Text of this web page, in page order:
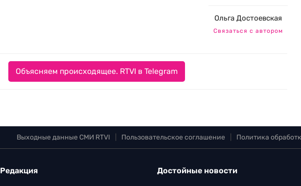
Ольга Достоевская
Связаться с автором
Объясняем происходящее. RTVI в Telegram
Выходные данные СМИ RTVI Пользовательское соглашение Политика
Редакция Достойные новости